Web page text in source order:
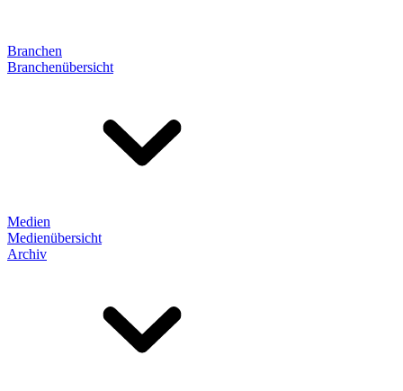
Branchen
Branchenübersicht
Medien
Medienübersicht
Archiv